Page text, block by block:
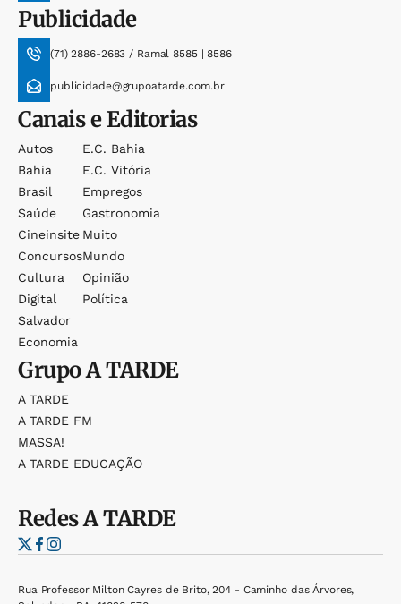
Publicidade
(71) 2886-2683 / Ramal 8585 | 8586
publicidade@grupoatarde.com.br
Canais e Editorias
Autos
Bahia
Brasil
Saúde
Cineinsite
Concursos
Cultura
Digital
Salvador
Economia
E.c. Bahia
E.c. Vitória
Empregos
Gastronomia
Muito
Mundo
Opinião
Política
GrupoA TARDE
A TARDE
A TARDE FM
MASSA!
A TARDE EDUCAÇÃO
RedesA TARDE
Rua Professor Milton Cayres de Brito, 204 - Caminho das Árvores,